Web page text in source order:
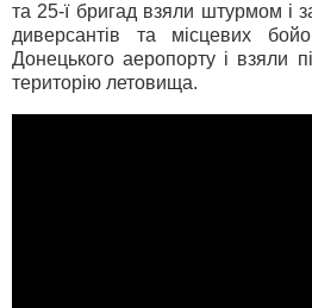
та 25-ї бригад взяли штурмом і
диверсантів та місцевих
Донецького аеропорту і взяли
територію летовища.